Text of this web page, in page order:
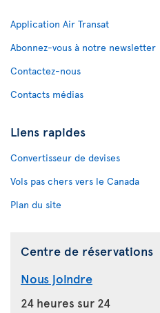
Application Air Transat
Abonnez-vous à notre newsletter
Contactez-nous
Contacts médias
Liens rapides
Convertisseur de devises
Vols pas chers vers le Canada
Plan du site
Centre de réservations
Nous joindre
24 heures sur 24